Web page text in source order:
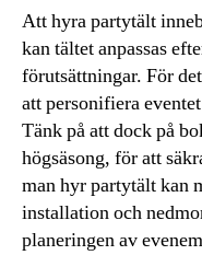
Att hyra partytält
kan tältet anpassas
förutsättningar. För
att personifiera
Tänk på att dock på
högsäsong, för att
man hyr partytält kan
installation och
planeringen av